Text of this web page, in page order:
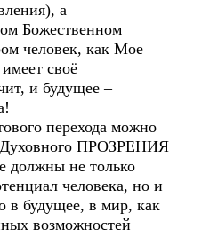
а
Божественном
человек, как Мое
своё
и будущее –
перехода можно
Духовного ПРОЗРЕНИЯ
должны не только
человека, но и
в будущее, в мир, как
возможностей